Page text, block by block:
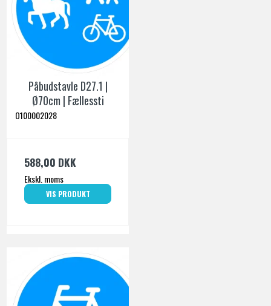
Påbudstavle D27.1 |
Ø70cm | Fællessti
O100002028
588,00 DKK
Ekskl. moms
VIS PRODUKT